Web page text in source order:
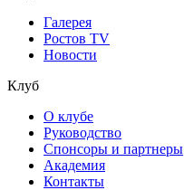
Галерея
Ростов TV
Новости
Клуб
О клубе
Руководство
Спонсоры и партнеры
Академия
Контакты